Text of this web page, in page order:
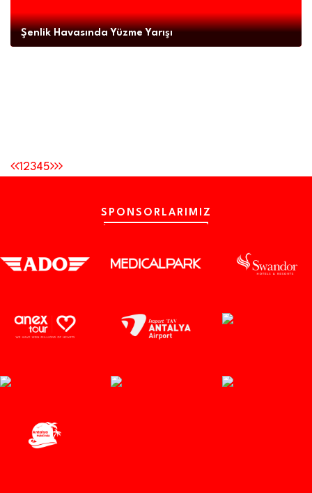
Şenlik Havasında Yüzme Yarışı
12345
SPONSORLARIMIZ